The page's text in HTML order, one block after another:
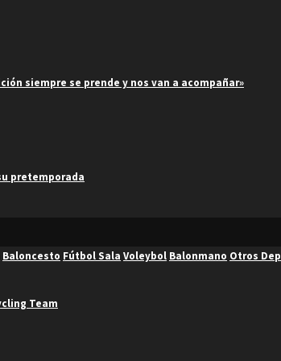
siempre se prende y nos van a acompañar»
pretemporada
Baloncesto Fútbol Sala Voleybol Balonmano Otros
Team